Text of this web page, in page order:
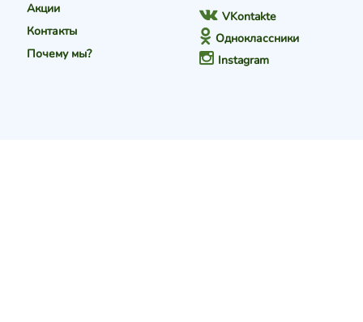
Акции
Контакты
Почему мы?
VKontakte
Одноклассники
Instagram